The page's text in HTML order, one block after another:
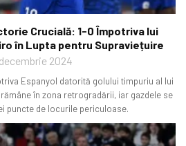
Crucială: 1-0 Împotriva lui
în Lupta pentru Supraviețuire
decembrie 2024
Espanyol datorită golului timpuriu al lui
în zona retrogradării, iar gazdele se
puncte de locurile periculoase.